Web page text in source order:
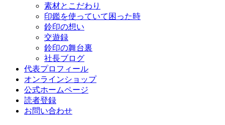
素材とこだわり
印鑑を使っていて困った時
鈴印の想い
交遊録
鈴印の舞台裏
社長ブログ
代表プロフィール
オンラインショップ
公式ホームページ
読者登録
お問い合わせ